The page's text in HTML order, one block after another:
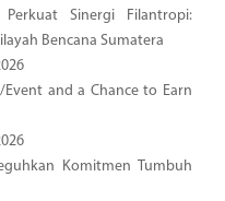
Sinergi Filantropi:
Bencana Sumatera
and a Chance to Earn
Komitmen Tumbuh